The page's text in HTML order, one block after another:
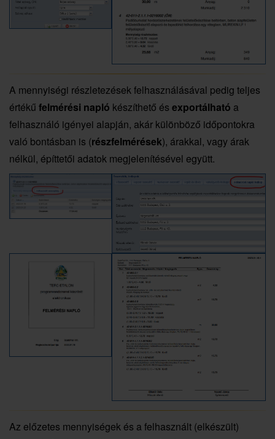
A mennyiségi részletezések felhasználásával pedig teljes
értékű felmérési napló készíthető és exportálható a
felhasználó igényei alapján, akár különböző időpontokra
való bontásban is (részfelmérések), árakkal, vagy árak
nélkül, építtetői adatok megjelenítésével együtt.
Az előzetes mennyiségek és a felhasznált (elkészült)